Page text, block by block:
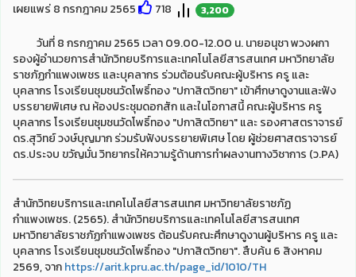
เผยแพร่ 8 กรกฎาคม 2565 718 3,200
วันที่ 8 กรกฎาคม 2565 เวลา 09.00-12.00 น. นายอนุชา พวงผกา
รองผู้อำนวยการสำนักวิทยบริการและเทคโนโลยีสารสนเทศ มหาวิทยาลัย
ราชภัฏกำแพงเพชร และบุคลากร ร่วมต้อนรับคณะผู้บริหาร ครู และ
บุคลากร โรงเรียนชุมชนวัดโพธิ์ทอง "ปกาสิตวิทยา" เข้าศึกษาดูงานและฟัง
บรรยายพิเศษ ณ ห้องประชุมดอกสัก และในโอกาสนี้ คณะผู้บริหาร ครู
บุคลากร โรงเรียนชุมชนวัดโพธิ์ทอง "ปกาสิตวิทยา" และ รองศาสตราจารย์
ดร.สุวิทย์ วงษ์บุญมาก ร่วมรับฟังบรรยายพิเศษ โดย ผู้ช่วยศาสตราจารย์
ดร.ประจบ ขวัญมั่น วิทยากรให้ความรู้ด้านการทำผลงานทางวิชาการ (ว.PA)
สำนักวิทยบริการและเทคโนโลยีสารสนเทศ มหาวิทยาลัยราชภัฏ
กำแพงเพชร. (2565). สำนักวิทยบริการและเทคโนโลยีสารสนเทศ
มหาวิทยาลัยราชภัฏกำแพงเพชร ต้อนรับคณะศึกษาดูงานผู้บริหาร ครู และ
บุคลากร โรงเรียนชุมชนวัดโพธิ์ทอง "ปกาสิตวิทยา". สืบค้น 6 สิงหาคม
2569, จากhttps://arit.kpru.ac.th/page_id/1010/TH